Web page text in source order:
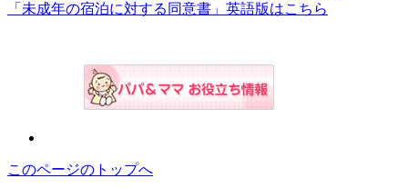
「未成年の宿泊に対する同意書」英語版はこちら
このページのトップへ